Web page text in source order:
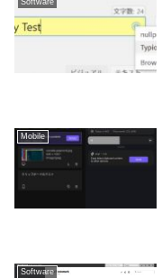
Mobile
Software